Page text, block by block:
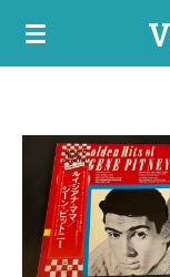
Ga
hoofdinhoud